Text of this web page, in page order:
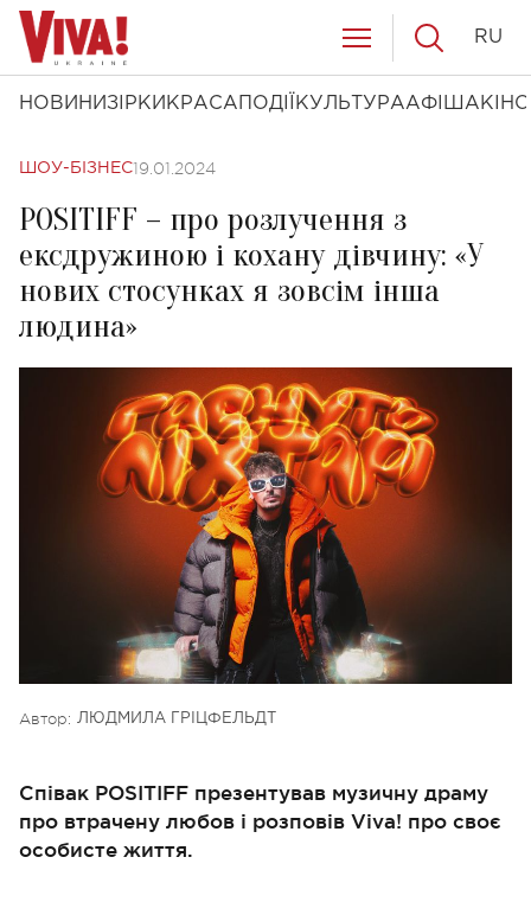
НОВИНИ ЗІРКИ КРАСА ПОДІЇ КУЛЬТУРААФІША КІНО
RU
ШОУ-БІЗНЕС19.01.2024
POSITIFF – про розлучення з
ексдружиною і кохану дівчину: «У
нових стосунках я зовсім інша
людина»
Автор: ЛЮДМИЛА ГРІЦФЕЛЬДТ
Співак POSITIFF презентував музичну драму
про втрачену любов і розповів Viva! про своє
особисте життя.